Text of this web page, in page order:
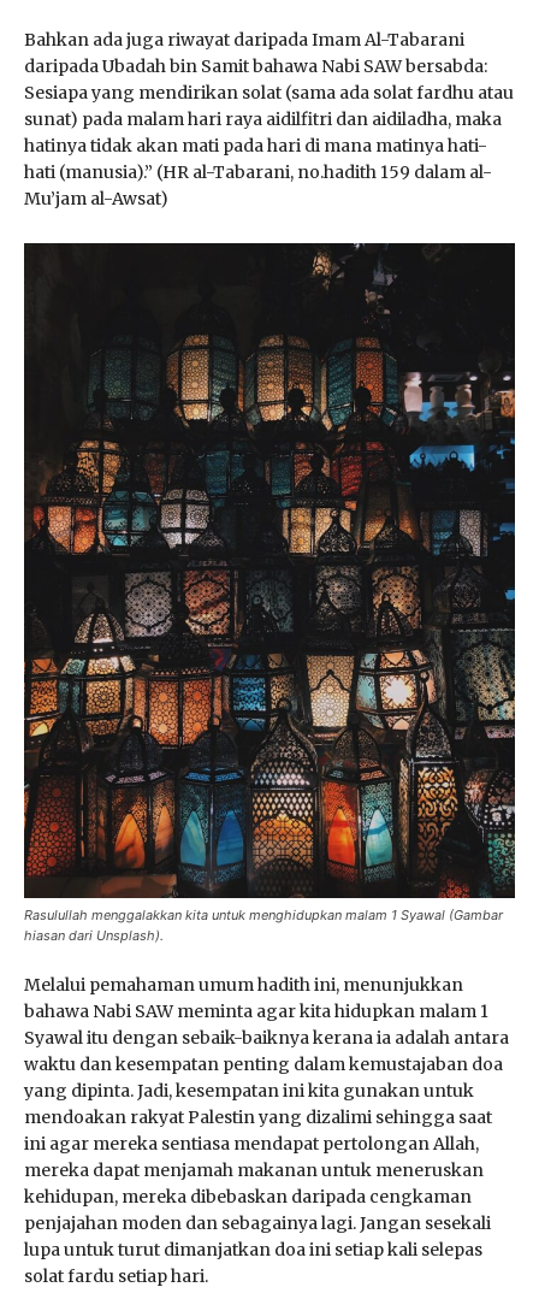
Bahkan ada juga riwayat daripada Imam Al-Tabarani
daripada Ubadah bin Samit bahawa Nabi SAW bersabda:
Sesiapa yang mendirikan solat (sama ada solat fardhu atau
sunat) pada malam hari raya aidilfitri dan aidiladha, maka
hatinya tidak akan mati pada hari di mana matinya hati-
hati (manusia).” (HR al-Tabarani, no.hadith 159 dalam al-
Mu’jam al-Awsat)
Rasulullah menggalakkan kita untuk menghidupkan malam 1 Syawal (Gambar
hiasan dari Unsplash).
Melalui pemahaman umum hadith ini, menunjukkan
bahawa Nabi SAW meminta agar kita hidupkan malam 1
Syawal itu dengan sebaik-baiknya kerana ia adalah antara
waktu dan kesempatan penting dalam kemustajaban doa
yang dipinta. Jadi, kesempatan ini kita gunakan untuk
mendoakan rakyat Palestin yang dizalimi sehingga saat
ini agar mereka sentiasa mendapat pertolongan Allah,
mereka dapat menjamah makanan untuk meneruskan
kehidupan, mereka dibebaskan daripada cengkaman
penjajahan moden dan sebagainya lagi. Jangan sesekali
lupa untuk turut dimanjatkan doa ini setiap kali selepas
solat fardu setiap hari.